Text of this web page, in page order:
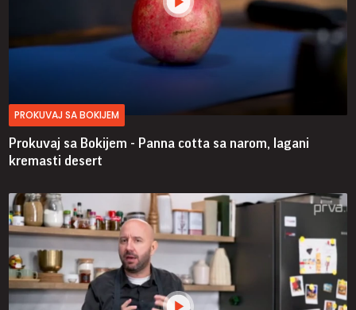
PROKUVAJ SA BOKIJEM
Prokuvaj sa Bokijem - Panna cotta sa narom, lagani
kremasti desert